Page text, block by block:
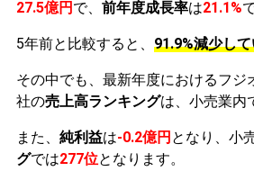
27.5億円 で、 前年度成長率は21.1%
5年前と比較すると、 91.9%減少し
その中でも、最新年度におけるフジ
社の売上高ランキングは、小売業内
また、 純利益は-0.2億円 となり、小
グでは277位となります。